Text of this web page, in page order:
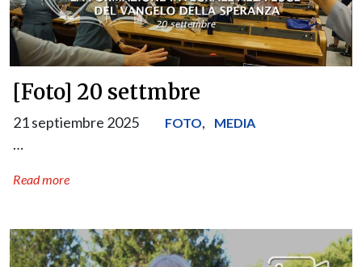
[Foto] 20 settmbre
21 septiembre 2025 FOTO, MEDIA
…
Read more